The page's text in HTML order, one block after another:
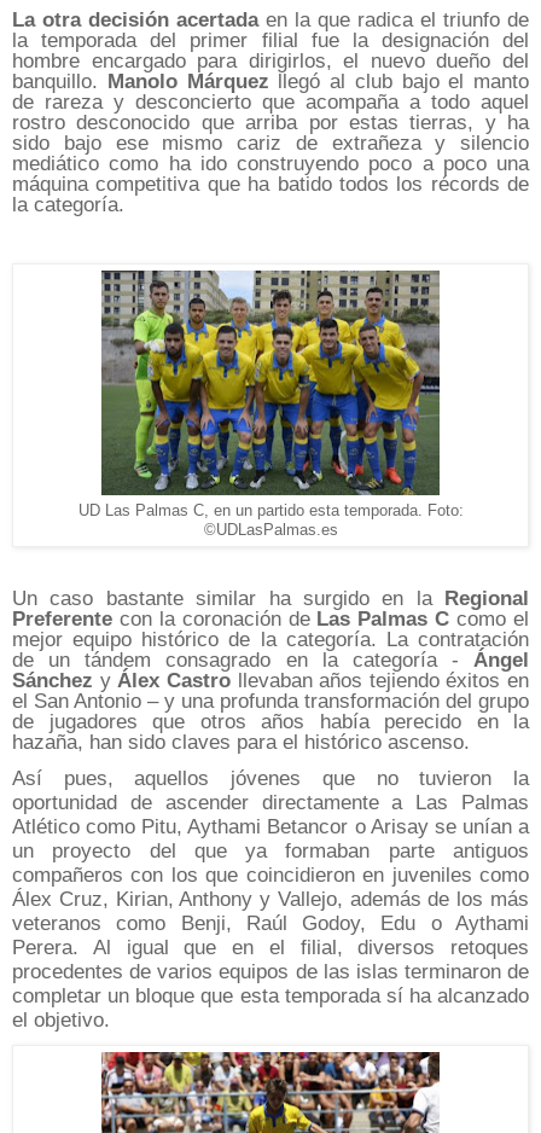
La otra decisión acertadaen la que radica el triunfo de
la temporada del primer filial fue la designación del
hombre encargado para dirigirlos, el nuevo dueño del
banquillo. Manolo Márquez llegó al club bajo el manto
de rareza y desconcierto que acompaña a todo aquel
rostro desconocido que arriba por estas tierras, y ha
sido bajo ese mismo cariz de extrañeza y silencio
mediático como ha ido construyendo poco a poco una
máquinacompetitiva que ha batido todos los récords de
la categoría.
UD Las Palmas C, en un partido esta temporada. Foto:
©UDLasPalmas.es
Un caso bastante similar ha surgido en la Regional
Preferente con la coronación deLas Palmas C como el
mejor equipo histórico de la categoría. La contratación
de un tándem consagrado en la categoría - Ángel
Sánchez yÁlex Castrollevaban años tejiendo éxitos en
el San Antonio – y una profunda transformación del grupo
de jugadores que otros años había perecido en la
hazaña, han sido claves para el histórico ascenso.
Así pues, aquellos jóvenes que no tuvieron la
oportunidad de ascender directamente a Las Palmas
Atlético como Pitu, Aythami Betancor o Arisay se unían a
un proyecto del que ya formaban parte antiguos
compañeros con los que coincidieron en juveniles como
Álex Cruz, Kirian, Anthony y Vallejo, además de los más
veteranos como Benji, Raúl Godoy, Edu o Aythami
Perera. Al igual que en el filial, diversos retoques
procedentes de varios equipos de las islas terminaron de
completar un bloque que esta temporada sí ha alcanzado
el objetivo.